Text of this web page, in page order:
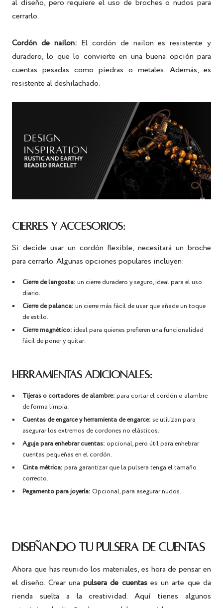
al diseño, pero requiere el uso de broches o nudos para
cerrarlo.
Cordón de nailon: El cordón de nailon es resistente y
duradero, lo que lo convierte en una buena opción para
cuentas pesadas como piedras o metales. Además, es
resistente al deshilachado.
CIERRES Y ACCESORIOS:
Si decide usar un cordón flexible, necesitará un broche
para cerrarlo. Algunas opciones populares incluyen:
Cierre de langosta: un cierre duradero y seguro, ideal para el uso
diario.
Cierre de palanca: un cierre más fácil de usar que añade un toque
de estilo.
Cierre magnético: ideal para quienes prefieren una funcionalidad
fácil de poner y quitar.
HERRAMIENTAS ADICIONALES:
Tijeras o cortadores de alambre: para cortar el cordón o alambre
de forma limpia.
Cuentas de engarce y herramienta de engarce: se utilizan para
asegurar los extremos de cordones no elásticos.
Aguja para enhebrar cuentas: opcional, pero útil para enhebrar
cuentas pequeñas en el cordón.
Cinta métrica: para garantizar que la pulsera tenga el tamaño
correcto.
Pegamento para joyería: Opcional, para asegurar nudos.
DISEÑANDO TU PULSERA DE CUENTAS
Ahora que has reunido los materiales, es hora de pensar en
el diseño. Crear unapulsera de cuentases un arte que da
rienda suelta a la creatividad. Aquí tienes algunos